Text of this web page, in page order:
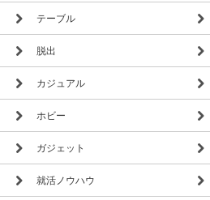
テーブル
脱出
カジュアル
ホビー
ガジェット
就活ノウハウ